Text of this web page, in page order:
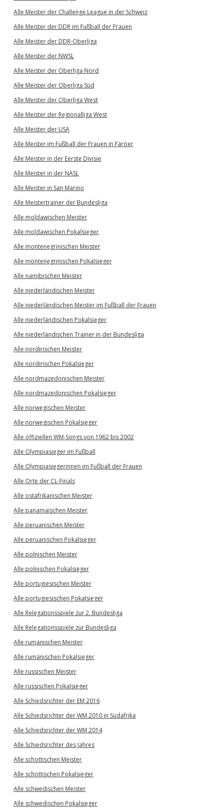
Alle Meister der Challenge League in der Schweiz
Alle Meister der DDR im Fußball der Frauen
Alle Meister der DDR-Oberliga
Alle Meister der NWSL
Alle Meister der Oberliga Nord
Alle Meister der Oberliga Süd
Alle Meister der Oberliga West
Alle Meister der Regionalliga West
Alle Meister der USA
Alle Meister im Fußball der Frauen in Färöer
Alle Meister in der Eerste Divisie
Alle Meister in der NASL
Alle Meister in San Marino
Alle Meistertrainer der Bundesliga
Alle moldawischen Meister
Alle moldawischen Pokalsieger
Alle montenegrinischen Meister
Alle montenegrinischen Pokalsieger
Alle namibischen Meister
Alle niederländischen Meister
Alle niederländischen Meister im Fußball der Frauen
Alle niederländischen Pokalsieger
Alle niederländischen Trainer in der Bundesliga
Alle nordirischen Meister
Alle nordirischen Pokalsieger
Alle nordmazedonischen Meister
Alle nordmazedonischen Pokalsieger
Alle norwegischen Meister
Alle norwegischen Pokalsieger
Alle offiziellen WM-Songs von 1962 bis 2002
Alle Olympiasieger im Fußball
Alle Olympiasiegerinnen im Fußball der Frauen
Alle Orte der CL-Finals
Alle ostafrikanischen Meister
Alle panamaischen Meister
Alle peruanischen Meister
Alle peruanischen Pokalsieger
Alle polnischen Meister
Alle polnischen Pokalsieger
Alle portugiesischen Meister
Alle portugiesischen Pokalsieger
Alle Relegationsspiele zur 2. Bundesliga
Alle Relegationsspiele zur Bundesliga
Alle rumänischen Meister
Alle rumänischen Pokalsieger
Alle russischen Meister
Alle russischen Pokalsieger
Alle Schiedsrichter der EM 2016
Alle Schiedsrichter der WM 2010 in Südafrika
Alle Schiedsrichter der WM 2014
Alle Schiedsrichter des Jahres
Alle schottischen Meister
Alle schottischen Pokalsieger
Alle schwedischen Meister
Alle schwedischen Pokalsieger